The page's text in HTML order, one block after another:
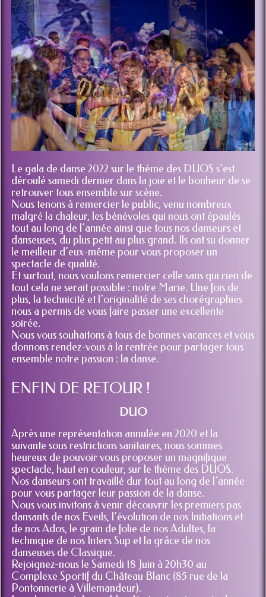
Le gala de danse 2022 sur le thème des DUOS s’est
déroulé samedi dernier dans la joie et le bonheur de se
retrouver tous ensemble sur scène.
Nous tenons à remercier le public, venu nombreux
malgré la chaleur, les bénévoles qui nous ont épaulés
tout au long de l’année ainsi que tous nos danseurs et
danseuses, du plus petit au plus grand. Ils ont su donner
le meilleur d’eux-même pour vous proposer un
spectacle de qualité.
Et surtout, nous voulons remercier celle sans qui rien de
tout cela ne serait possible : notre Marie. Une fois de
plus, la technicité et l’originalité de ses chorégraphies
nous a permis de vous faire passer une excellente
soirée.
Nous vous souhaitons à tous de bonnes vacances et vous
donnons rendez-vous à la rentrée pour partager tous
ensemble notre passion : la danse.
ENFIN DE RETOUR !
DUO
Après une représentation annulée en 2020 et la
suivante sous restrictions sanitaires, nous sommes
heureux de pouvoir vous proposer un magnifique
spectacle, haut en couleur, sur le thème des DUOS.
Nos danseurs ont travaillé dur tout au long de l’année
pour vous partager leur passion de la danse.
Nous vous invitons à venir découvrir les premiers pas
dansants de nos Eveils, l’évolution de nos Initiations et
de nos Ados, le grain de folie de nos Adultes, la
technique de nos Inters Sup et la grâce de nos
danseuses de Classique.
Rejoignez-nous le Samedi 18 Juin à 20h30 au
Complexe Sportif du Château Blanc (85 rue de la
Pontonnerie à Villemandeur).